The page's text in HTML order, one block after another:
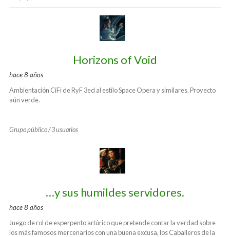
Horizons of Void
hace 8 años
Ambientación CiFi de RyF 3ed al estilo Space Opera y similares. Proyecto
aún verde.
Grupo público / 3 usuarios
…y sus humildes servidores.
hace 8 años
Juego de rol de esperpento artúrico que pretende contar la verdad sobre
los más famosos mercenarios con una buena excusa, los Caballeros de la